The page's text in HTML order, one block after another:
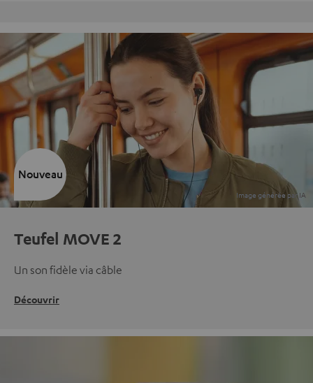
Teufel MOVE 2
Un son fidèle via câble
Découvrir
Nouveau